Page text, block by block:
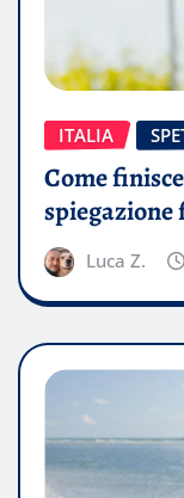
ITALIA
Come
spiegazione
Luca Z.